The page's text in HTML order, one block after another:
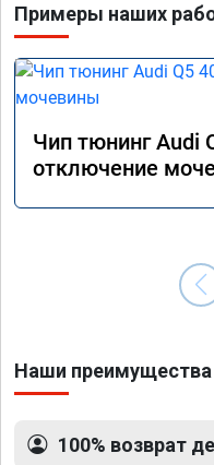
Примеры наших
Чип тюнинг Audi
отключение
Наши преимущества
100% возврат